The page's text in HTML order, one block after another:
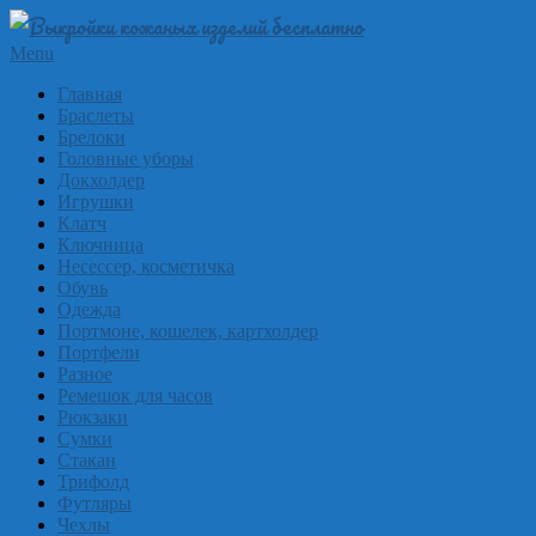
Skip
content
Выкройки
кожи
бесплатно
Skinpat
Primary
Menu
Menu
Главная
Браслеты
Брелоки
Головные уборы
Докхолдер
Игрушки
Клатч
Ключница
Несессер, косметичка
Обувь
Одежда
Портмоне, кошелек, картхолдер
Портфели
Разное
Ремешок для часов
Рюкзаки
Сумки
Стакан
Трифолд
Футляры
Чехлы